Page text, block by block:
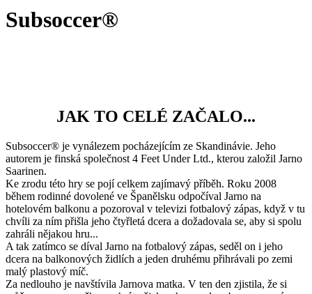
Subsoccer®
JAK TO CELÉ ZAČALO...
Subsoccer® je vynálezem pocházejícím ze Skandinávie. Jeho
autorem je finská společnost 4 Feet Under Ltd., kterou založil Jarno
Saarinen.
Ke zrodu této hry se pojí celkem zajímavý příběh. Roku 2008
během rodinné dovolené ve Španělsku odpočíval Jarno na
hotelovém balkonu a pozoroval v televizi fotbalový zápas, když v tu
chvíli za ním přišla jeho čtyřletá dcera a dožadovala se, aby si spolu
zahráli nějakou hru...
A tak zatímco se díval Jarno na fotbalový zápas, seděl on i jeho
dcera na balkonových židlích a jeden druhému přihrávali po zemi
malý plastový míč.
Za nedlouho je navštívila Jarnova matka. V ten den zjistila, že si